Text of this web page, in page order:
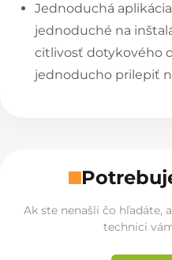
Jednoduchá
jednoduché na
citlivosť dotykového
jednoducho prilepiť
Ak ste nenašli čo hľadáte,
technici